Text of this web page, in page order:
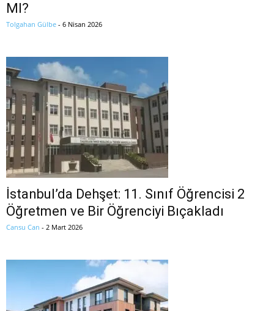
MI?
Tolgahan Gülbe - 6 Nisan 2026
İstanbul’da Dehşet: 11. Sınıf Öğrencisi 2
Öğretmen ve Bir Öğrenciyi Bıçakladı
Cansu Can - 2 Mart 2026